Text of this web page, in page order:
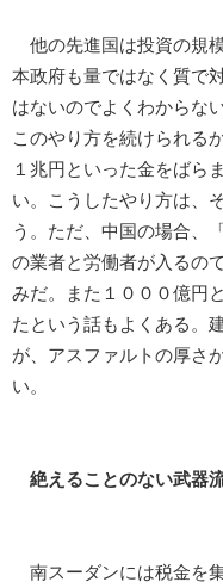
他の先進国は投資の規
本政府も量ではなく質で
はないのでよくわからな
このやり方を続けられる
１兆円といった金をばら
い。こうしたやり方は、
う。ただ、中国の場合、
の業者と労働者が入るの
みだ。また１０００億円
たという話もよくある。
が、アスファルトの厚さ
い。
絶えることのない武器
南スーダンには税金を